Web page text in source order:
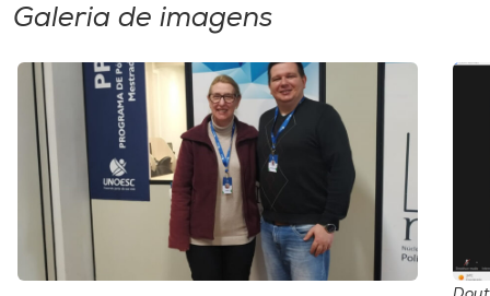
Galeria de imagens